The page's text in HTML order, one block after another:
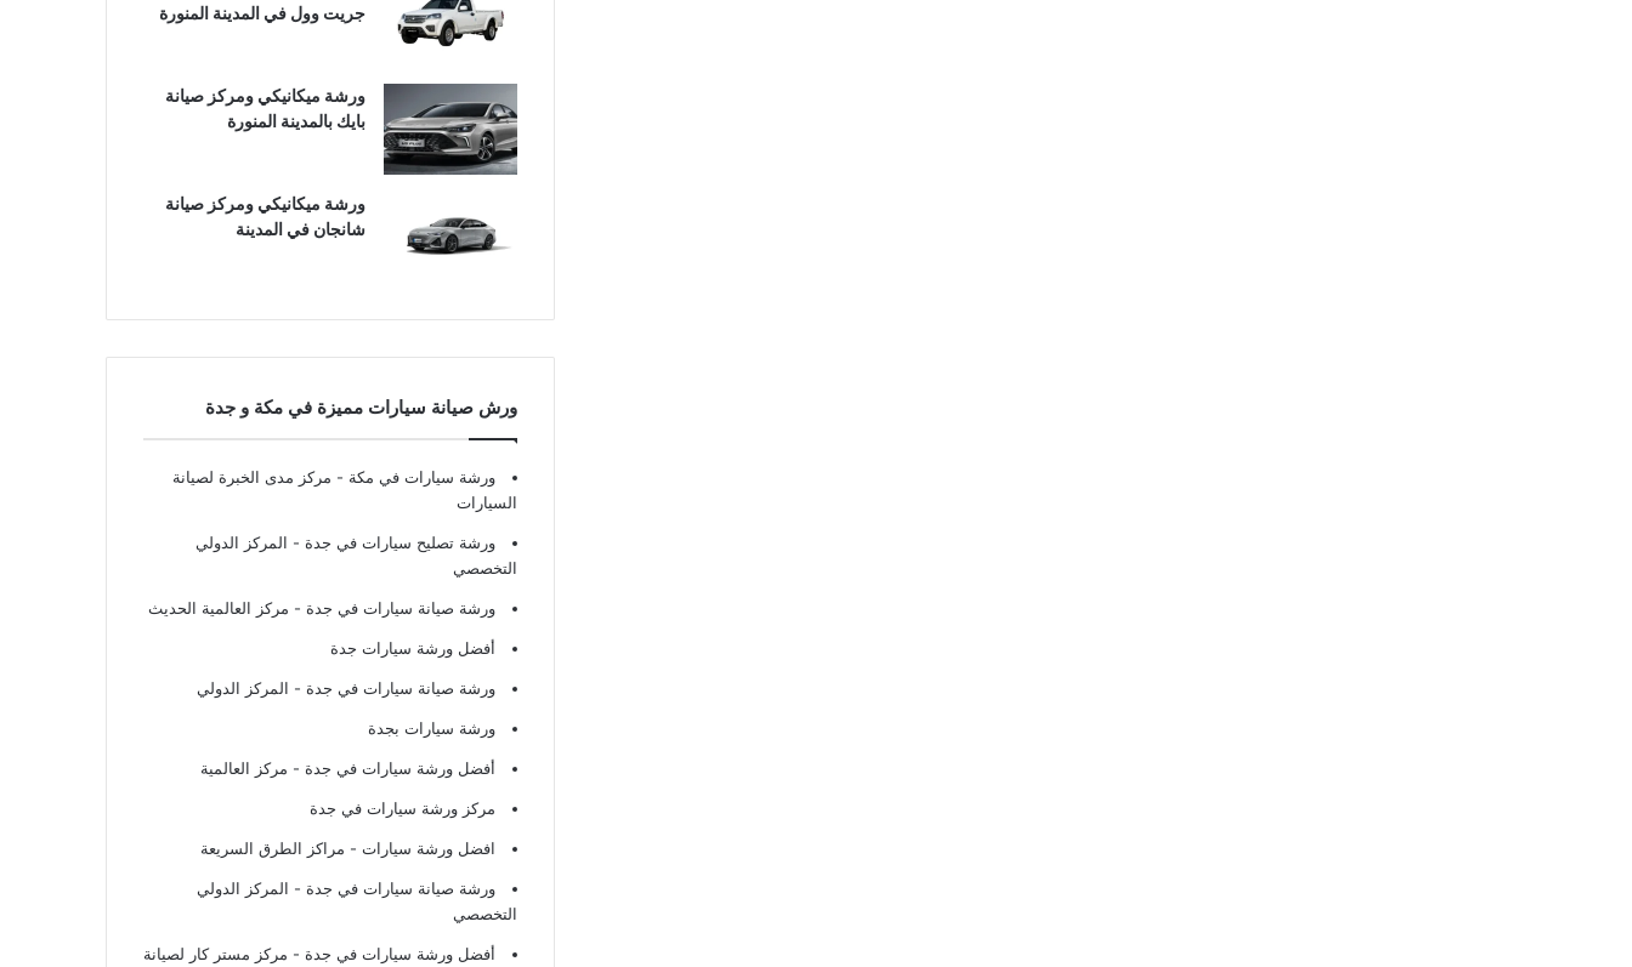
جريت وول في المدينة المنورة
ورشة ميكانيكي ومركز صيانة
بايك بالمدينة المنورة
ورشة ميكانيكي ومركز صيانة
شانجان في المدينة
ورش صيانة سيارات مميزة في مكة و جدة
ورشة سيارات في مكة - مركز مدى الخبرة لصيانة
السيارات
ورشة تصليح سيارات في جدة - المركز الدولي
التخصصي
ورشة صيانة سيارات في جدة - مركز العالمية الحديث
أفضل ورشة سيارات جدة
ورشة صيانة سيارات في جدة - المركز الدولي
ورشة سيارات بجدة
أفضل ورشة سيارات في جدة - مركز العالمية
مركز ورشة سيارات في جدة
افضل ورشة سيارات - مراكز الطرق السريعة
ورشة صيانة سيارات في جدة - المركز الدولي
التخصصي
أفضل ورشة سيارات في جدة - مركز مستر كار لصيانة